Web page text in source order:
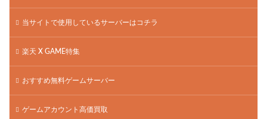
当サイトで使用しているサーバーはコチラ
楽天 X GAME特集
おすすめ無料ゲームサーバー
ゲームアカウント高価買取